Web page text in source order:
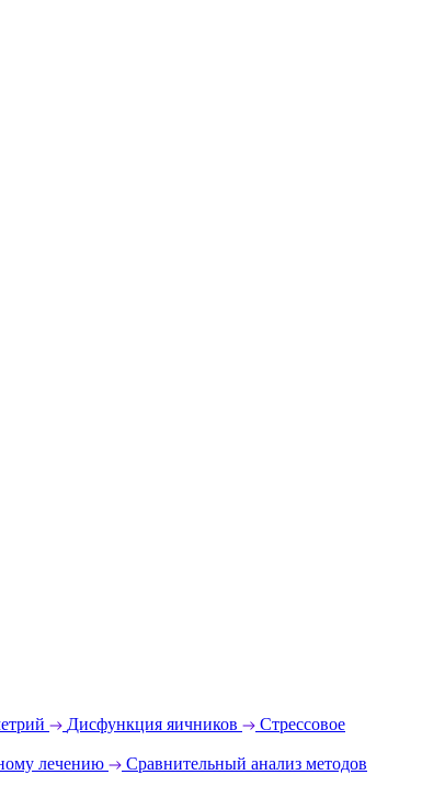
Дисфункция яичников
Стрессовое
лечению
Сравнительный анализ методов